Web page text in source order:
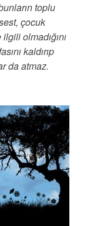
toplu
çocuk
olmadığını
kaldırıp
da atmaz.